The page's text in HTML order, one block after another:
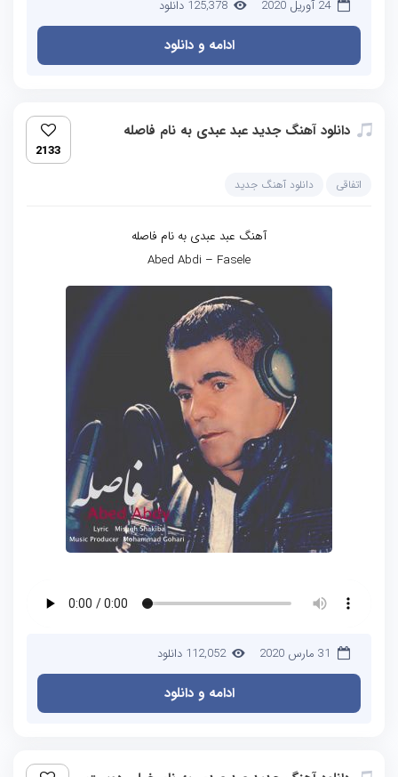
24 آوریل 2020 125,378 دانلود
ادامه و دانلود
دانلود آهنگ جدید عبد عبدی به نام فاصله
2133
اتفاقی دانلود آهنگ جدید
آهنگ عبد عبدی به نام فاصله
Abed Abdi – Fasele
31 مارس 2020 112,052 دانلود
ادامه و دانلود